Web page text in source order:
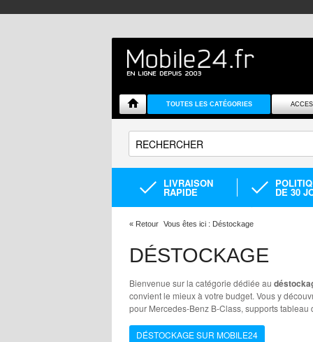
TOUTES LES CATÉGORIES
LIVRAISON
RAPIDE DE 30
« Retour Vous êtes ici : Déstockage
DÉSTOCKAGE
Bienvenue sur la catégorie dédiée au
convient le mieux à votre budget. Vous y
pour Mercedes-Benz B-Class, supports
DÉSTOCKAGE SUR MOBILE24